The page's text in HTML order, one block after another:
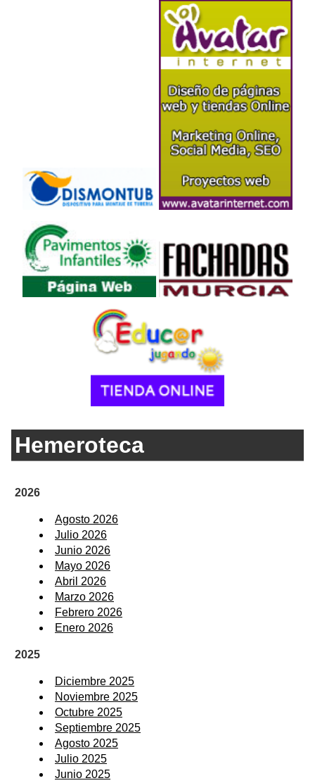
Hemeroteca
2026
Agosto 2026
Julio 2026
Junio 2026
Mayo 2026
Abril 2026
Marzo 2026
Febrero 2026
Enero 2026
2025
Diciembre 2025
Noviembre 2025
Octubre 2025
Septiembre 2025
Agosto 2025
Julio 2025
Junio 2025